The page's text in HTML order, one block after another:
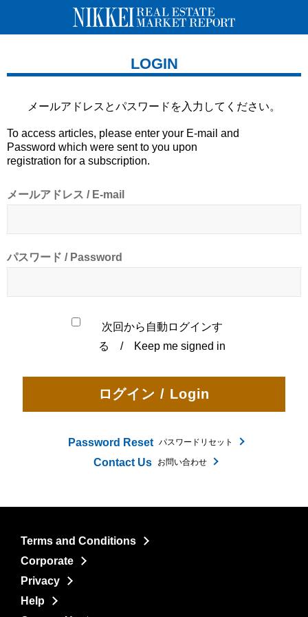
LOGIN
メールアドレスとパスワードを 入力してください。
To access articles, please enter your E-mail and
Password which were sent to you upon
registration for a subscription.
メールアドレス / E-mail
パスワード / Password
次回から自動ログインす
る / Keep me signed in
Password Reset パスワードリセット
Contact Us お問い合わせ
Terms and Conditions
Corporate
Privacy
Help